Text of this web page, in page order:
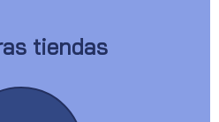
tiendas